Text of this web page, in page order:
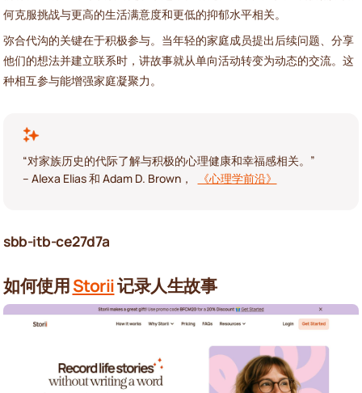
何克服挑战与更高的生活满意度和更低的抑郁水平相关。
弥合代沟的关键在于积极参与。当年轻的家庭成员提出后续问题、分享
他们的想法并建立联系时，讲故事就从单向活动转变为动态的交流。这
种相互参与能增强家庭凝聚力。
“对家族历史的代际了解与积极的心理健康和幸福感相关。”
– Alexa Elias 和 Adam D. Brown，
《心理学前沿》
sbb-itb-ce27d7a
如何使用Storii记录人生故事